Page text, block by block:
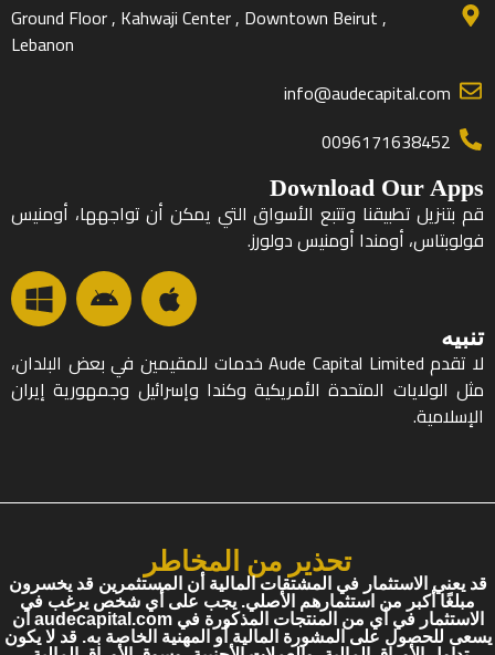
Ground Floor , Kahwaji Center , Downtown Beirut ,
Lebanon
info@audecapital.com
0096171638452
Download Our
بتنزيل تطبيقنا وتتبع الأسواق التي يمكن أن تواجهها، أومنيس
أومندا أومنيس دولورز.
لا تقدم Aude Capital Limited خدمات للمقيمين في بعض البلدان،
الولايات المتحدة الأمريكية وكندا وإسرائيل وجمهورية إيران
تحذير من المخاطر
يعني الاستثمار في المشتقات المالية أن المستثمرين قد يخسرون
مبلغًا أكبر من استثمارهم الأصلي. يجب على أي شخص يرغب في
الاستثمار في أي من المنتجات المذكورة في audecapital.com أن
للحصول على المشورة المالية أو المهنية الخاصة به. قد لا يكون